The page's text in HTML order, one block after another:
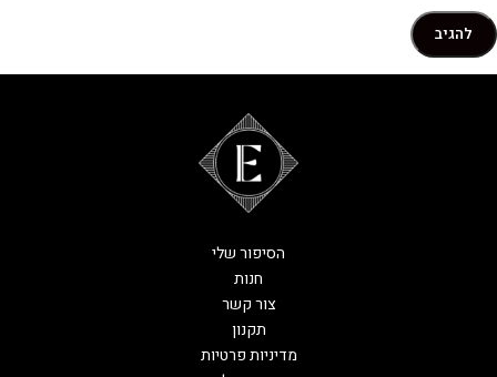
הסיפור שלי
חנות
צור קשר
תקנון
מדיניות פרטיות